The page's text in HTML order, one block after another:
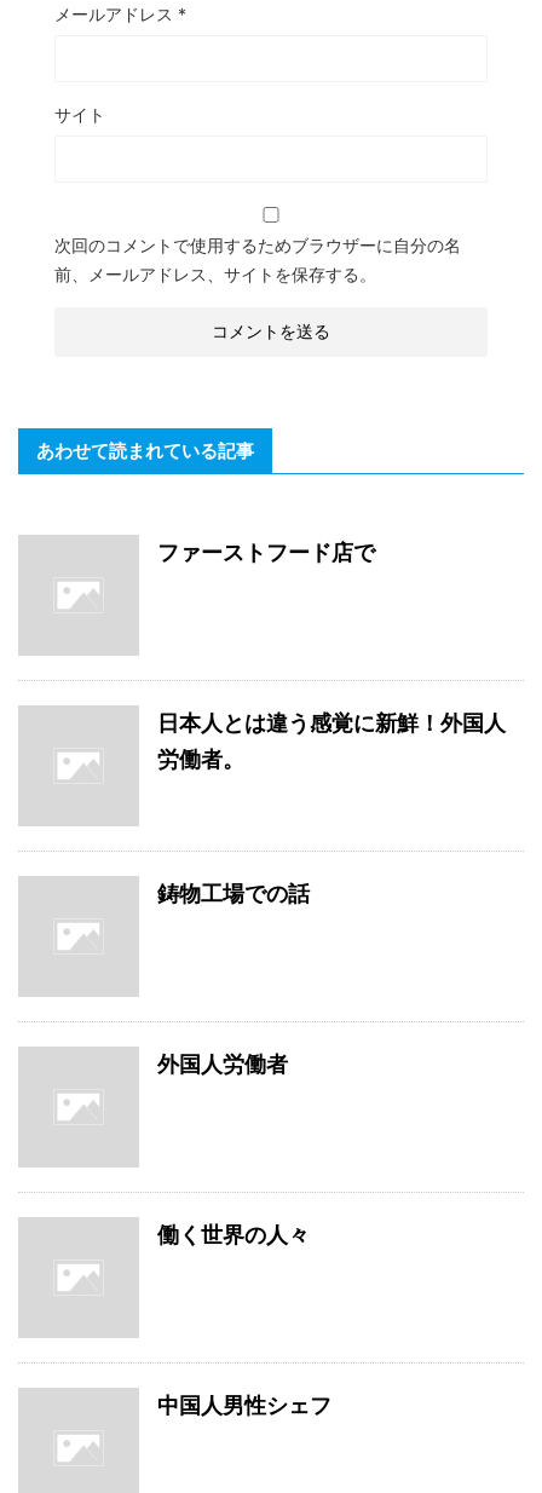
メールアドレス *
サイト
次回のコメントで使用するためブラウザーに自分の名
前、メールアドレス、サイトを保存する。
あわせて読まれている記事
ファーストフード店で
日本人とは違う感覚に新鮮！外国人
労働者。
鋳物工場での話
外国人労働者
働く世界の人々
中国人男性シェフ